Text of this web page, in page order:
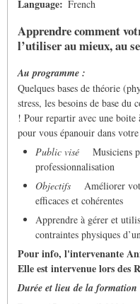
Language French
Apprendre comment
l’utiliser au mieux, au
Au programme :
Quelques bases de théorie
stress, les besoins de base
! Pour repartir avec une boite
pour vous épanouir dans
Public visé
Musiciens
professionnalisation
Objectifs Améliorer
efficaces et cohérentes
Apprendre à gérer et
contraintes physiques
Pour info, l'intervenante
Elle est intervenue lors des
Durée et lieu de la formation